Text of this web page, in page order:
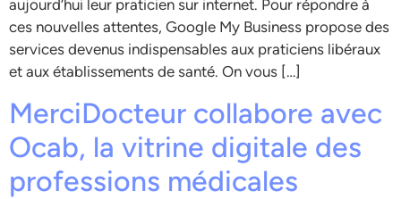
aujourd’hui leur praticien sur internet. Pour répondre à
ces nouvelles attentes, Google My Business propose des
services devenus indispensables aux praticiens libéraux
et aux établissements de santé. On vous […]
MerciDocteur collabore avec
Ocab, la vitrine digitale des
professions médicales